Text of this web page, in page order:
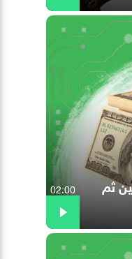
ثم
02:00